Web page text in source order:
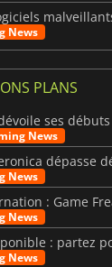
News
PLANS
News
News
News
News